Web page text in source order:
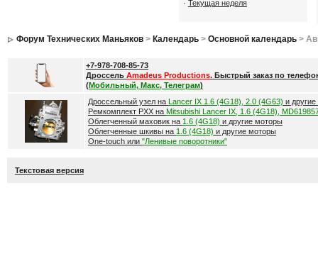
· Текущая неделя
Форум Технических Маньяков> Календарь> Основной календарь>
+7-978-708-85-73
Дроссель Amadeus Productions. Быстрый заказ по
(Мобильный, Макс, Телеграм)
Дроссельный узел на Lancer IX 1.6 (4G18), 2.0 (4G63) и
Ремкомплект РХХ на Mitsubishi Lancer IX, 1.6 (4G18),
Облегченный маховик на 1.6 (4G18) и другие моторы
Облегченные шкивы на 1.6 (4G18) и другие моторы
One-touch или "Ленивые поворотники"
Текстовая версия